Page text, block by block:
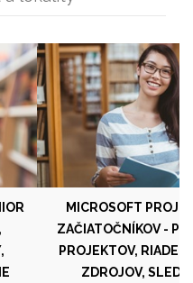
MICROSOFT
ZAČIATOČNÍKOV -
PROJEKTOV,
ZDROJOV,